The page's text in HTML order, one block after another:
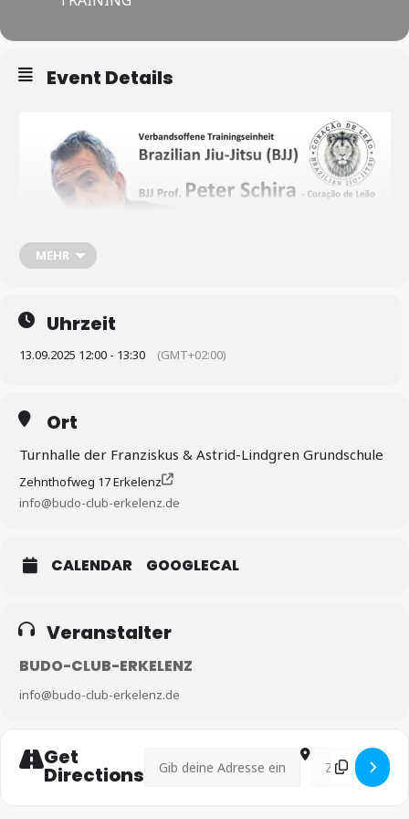
Event Details
Teilnahme ab 10 Jahre
Für Mitglieder kostenfrei, Nichtmitglieder: Kinder & Jugendliche 5,-€,
Erwachsene: 10,-€
MEHR
Uhrzeit
13.09.2025 12:00 - 13:30 (GMT+02:00)
Ort
Turnhalle der Franziskus & Astrid-Lindgren Grundschule
Zehnthofweg 17 Erkelenz
info@budo-club-erkelenz.de
CALENDAR GOOGLECAL
Veranstalter
BUDO-CLUB-ERKELENZ
info@budo-club-erkelenz.de
Get
Directions
Address - Offene Trainingseinheit BJJ mit
Destination